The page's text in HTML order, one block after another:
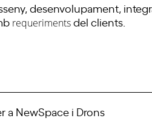
desenvolupament,
requerimentsdel clients
a NewSpace i Drons